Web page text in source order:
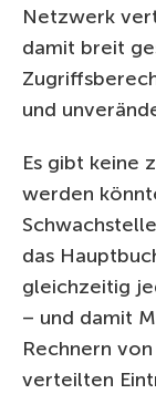
Netzwerk
damit breit
und
Es gibt keine
werden
das
gleichzeitig
– und damit
Rechnern
verteilten